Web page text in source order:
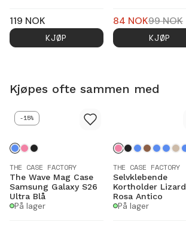
119 NOK
KJØP
84 NOK99NOK
KJØP
Kjøpes ofte sammen med
-15%
THE CASE FACTORY
The Wave Mag Case
Samsung Galaxy S26
Ultra Blå
På lager
THE CASE FACTORY
Selvklebende
Kortholder Lizard
Rosa Antico
På lager